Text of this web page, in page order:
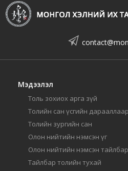
Мэдээлэл
Толь зохиох арга зүй
Толийн сан үсгийн дарааллаар
Толийн зургийн сан
Олон нийтийн нэмсэн үг
Олон нийтийн нэмсэн тайлбар
Тайлбар толийн тухай